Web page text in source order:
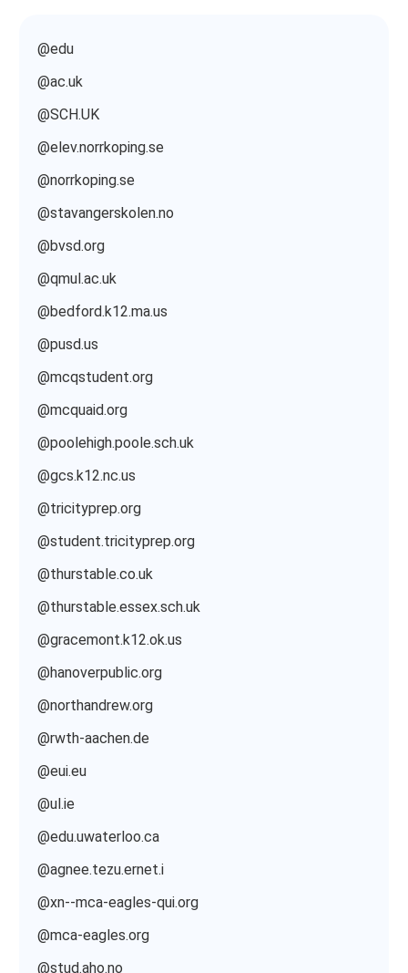
@edu
@ac.uk
@SCH.UK
@elev.norrkoping.se
@norrkoping.se
@stavangerskolen.no
@bvsd.org
@qmul.ac.uk
@bedford.k12.ma.us
@pusd.us
@mcqstudent.org
@mcquaid.org
@poolehigh.poole.sch.uk
@gcs.k12.nc.us
@tricityprep.org
@student.tricityprep.org
@thurstable.co.uk
@thurstable.essex.sch.uk
@gracemont.k12.ok.us
@hanoverpublic.org
@northandrew.org
@rwth-aachen.de
@eui.eu
@ul.ie
@edu.uwaterloo.ca
@agnee.tezu.ernet.i
@xn--mca-eagles-qui.org
@mca-eagles.org
@stud.aho.no